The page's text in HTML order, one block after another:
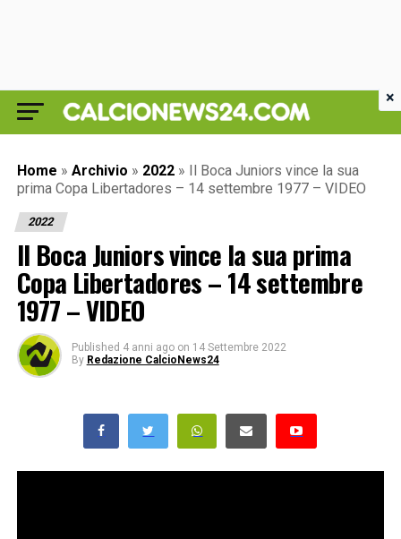
Home » Archivio » 2022 » Il Boca Juniors vince la sua
prima Copa Libertadores – 14 settembre 1977 – VIDEO
2022
Il Boca Juniors vince la sua prima
Copa Libertadores – 14 settembre
1977 – VIDEO
Published 4 anni ago on 14 Settembre 2022
By Redazione CalcioNews24
×